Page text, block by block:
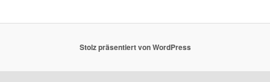
Stolz präsentiert von WordPress